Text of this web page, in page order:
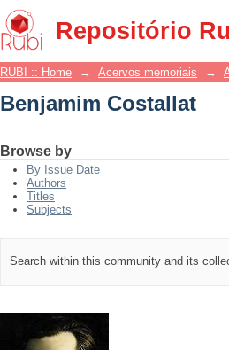
Repositório
Benjamim Costallat
RUBI :: Home → Acervos memoriais →
Benjamim Costallat
Browse by
By Issue Date
Authors
Titles
Subjects
Search within this community and its